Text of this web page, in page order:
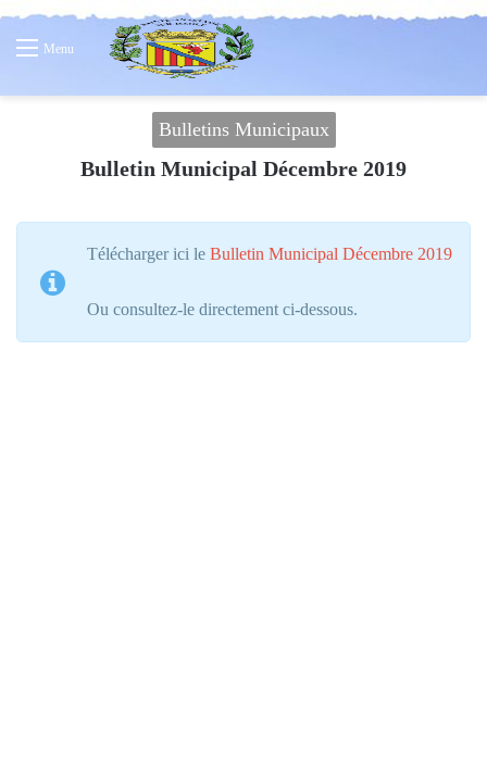
Menu
Bulletins Municipaux
Bulletin Municipal Décembre 2019
Télécharger ici le Bulletin Municipal Décembre 2019
Ou consultez-le directement ci-dessous.